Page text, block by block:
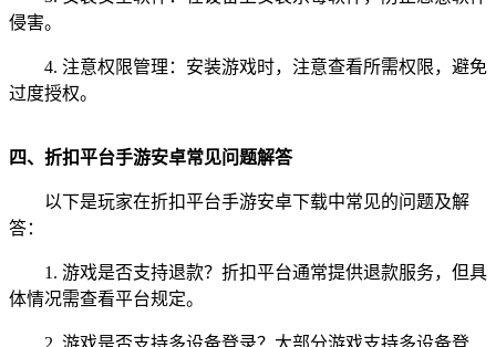
侵害。
4. 注意权限管理：安装游戏时，注意查看所需权限，避免
过度授权。
四、折扣平台手游安卓常见问题解答
以下是玩家在折扣平台手游安卓下载中常见的问题及解
答：
1. 游戏是否支持退款？折扣平台通常提供退款服务，但具
体情况需查看平台规定。
2. 游戏是否支持多设备登录？大部分游戏支持多设备登